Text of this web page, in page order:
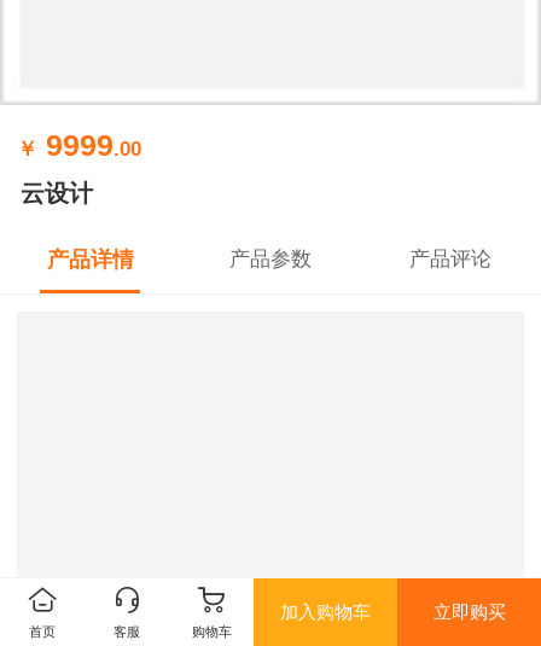
￥ 9999.00
云设计
产品详情 产品参数 产品评论
首页 客服 购物车
加入购物车 立即购买